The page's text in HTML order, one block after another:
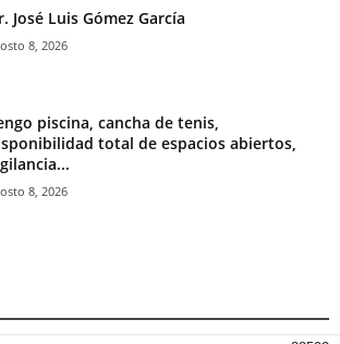
José Luis Gómez García
8, 2026
piscina, cancha de tenis,
total de espacios abiertos,
8, 2026